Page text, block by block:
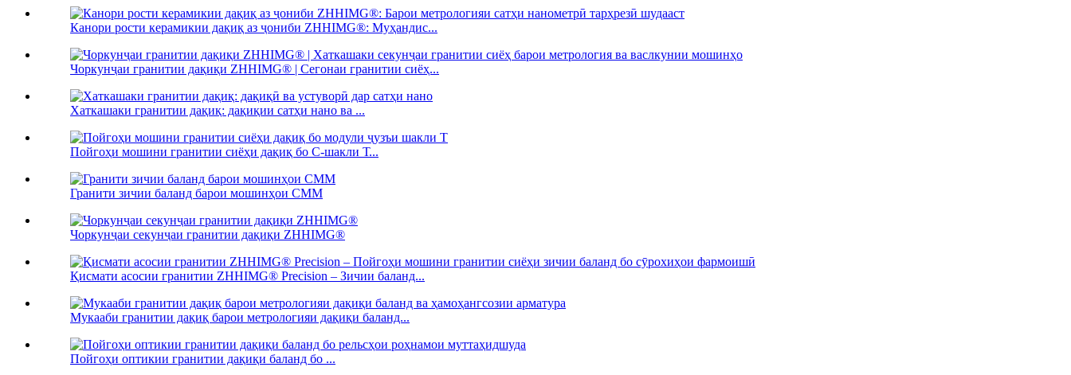
Канори рости керамикии дақиқ аз ҷониби ZHHIMG®: Муҳандис...
Чоркунҷаи гранитии дақиқи ZHHIMG® | Сегонаи гранитии сиёҳ...
Хаткашаки гранитии дақиқ: дақиқии сатҳи нано ва ...
Пойгоҳи мошини гранитии сиёҳи дақиқ бо C-шакли Т...
Гранити зичии баланд барои мошинҳои CMM
Чоркунҷаи секунҷаи гранитии дақиқи ZHHIMG®
Қисмати асосии гранитии ZHHIMG® Precision – Зичии баланд...
Мукааби гранитии дақиқ барои метрологияи дақиқи баланд...
Пойгоҳи оптикии гранитии дақиқи баланд бо ...